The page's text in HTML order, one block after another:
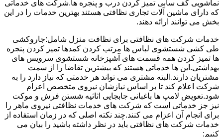
نماشویی کف سابی تمیز کردن درب و پنجره ها.شرکت های خدماتی
که دارای ماشین آلات تجاری نظافتی هستند بهترین خدمات را در این
بخش می توانند ارائه دهند.
خدمات شرکت های نظافتی برای نظافت منزل شامل:جاروکشی
طی کشی شستشوی لباس ها مرتب کردن کمدها تمیز کردن پنجره
ها تمیز کردن همه قسمت های آشپزخانه شستشوی سرویس های
بهداشتی.این ها خدماتی هستند که بیشترین تقاضا را از سمت
مشتریان دارند.البته مشتری می تواند هر خدمتی که نیاز دارد را به
شرکت اعلام کند تا بر اساس نیازشان نیروی متخصص اعزام
شود.تعویض لامپ ها باغبانی جابجایی اثاثیه شستن فرش و موکت
نیز جز خدماتی است که شرکت های خدمات نظافتی نیروی ماهر را
برای انجام آن اعزام می کنند.چند نکته اصلی که در زمان استفاده از
خدمات شرکت های نظافتی باید در نظر داشته باشید را بیان می
کنیم: